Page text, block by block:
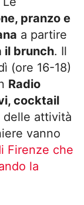
pranzo e
a partire
il brunch. Il
(ore 16-18)
Radio
cocktail
delle attività
vanno
Firenze che
la